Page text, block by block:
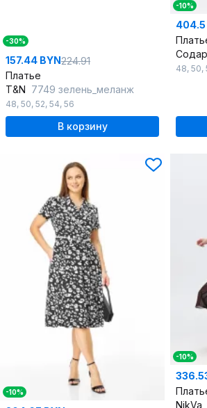
-30%
157.44 BYN224.91
Платье
T&N 7749 зелень_меланж
48, 50, 52, 54, 56
В корзину
-10%
404.5
48, 50,
-10%
-10%
NikVa